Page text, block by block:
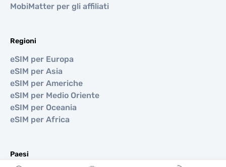
MobiMatter per gli affiliati
Regioni
eSIM per Europa
eSIM per Asia
eSIM per Americhe
eSIM per Medio Oriente
eSIM per Oceania
eSIM per Africa
Paesi